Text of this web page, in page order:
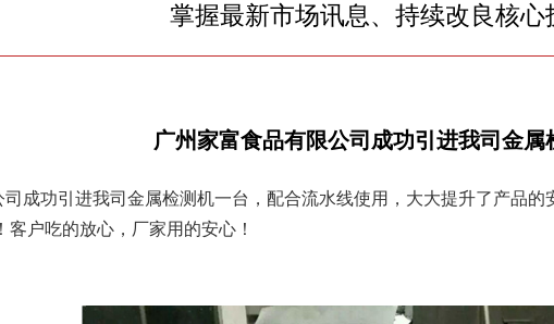
掌握最新市场讯息、持续改良核心
广州家富食品有限公司成功引进我司金属
成功引进我司金属检测机一台，配合流水线使用，大大提升了产品的
客户吃的放心，厂家用的安心！